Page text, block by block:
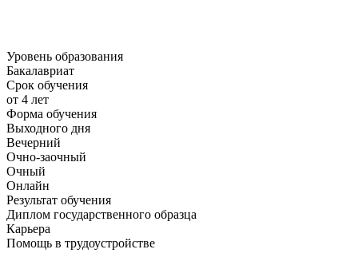
Уровень образования
Бакалавриат
Срок обучения
от 4 лет
Форма обучения
Выходного дня
Вечерний
Очно-заочный
Очный
Онлайн
Результат обучения
Диплом государственного образца
Карьера
Помощь в трудоустройстве